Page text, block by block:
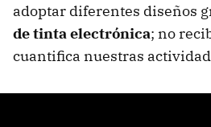
adoptar diferentes diseños
de tinta electrónica; no
cuantifica nuestras